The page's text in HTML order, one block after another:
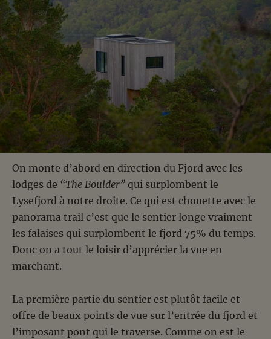
On monte d’abord en direction du Fjord avec les
lodges de “The Boulder” qui surplombent le
Lysefjord à notre droite. Ce qui est chouette avec le
panorama trail c’est que le sentier longe vraiment
les falaises qui surplombent le fjord 75% du temps.
Donc on a tout le loisir d’apprécier la vue en
marchant.
La première partie du sentier est plutôt facile et
offre de beaux points de vue sur l’entrée du fjord et
l’imposant pont qui le traverse. Comme on est le